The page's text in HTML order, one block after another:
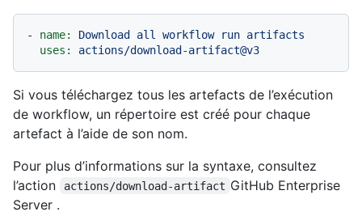
- name: Download all workflow run artifacts
uses:
actions/download-artifact@v3
Si vous téléchargez tous les artefacts de l’exécution
de workflow, un répertoire est créé pour chaque
artefact à l’aide de son nom.
Pour plus d’informations sur la syntaxe, consultez
l’action
actions/download-artifact GitHub Enterprise
Server .